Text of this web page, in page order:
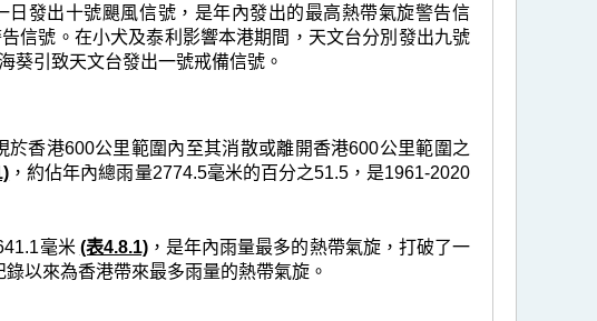
發出十號颶風信號，是年內發出的最高熱帶氣旋警告信
信號。在小犬及泰利影響本港期間，天文台分別發出九號
葵引致天文台發出一號戒備信號。
香港600公里範圍內至其消散或離開香港600公里範圍之
，約佔年內總雨量2774.5毫米的百分之51.5，是1961-2020
毫米 (表4.8.1)，是年內雨量最多的熱帶氣旋，打破了一
以來為香港帶來最多雨量的熱帶氣旋。